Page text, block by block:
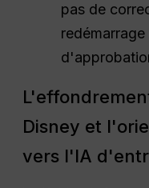
pas de
Disney et
vers l'IA